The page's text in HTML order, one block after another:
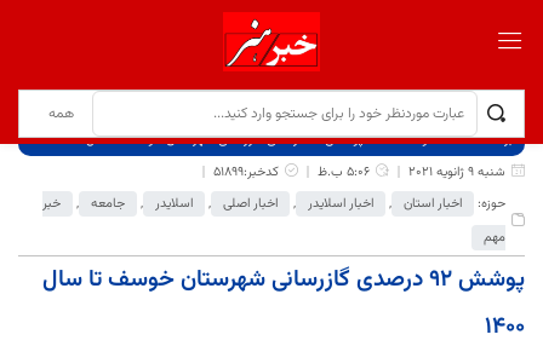
برگ نخست نوشته‌ها
پوشش ۹۲ درصدی گازرسانی شهرستان خوسف تا سال ۱۴۰۰
شنبه 9 ژانویه 2021
5:06 ب.ظ
کدخبر:51899
حوزه:
اخبار استان , اخبار اسلایدر , اخبار اصلی , اسلایدر , جامعه ,
خبر
مهم
پوشش ۹۲ درصدی گازرسانی شهرستان خوسف تا سال
۱۴۰۰